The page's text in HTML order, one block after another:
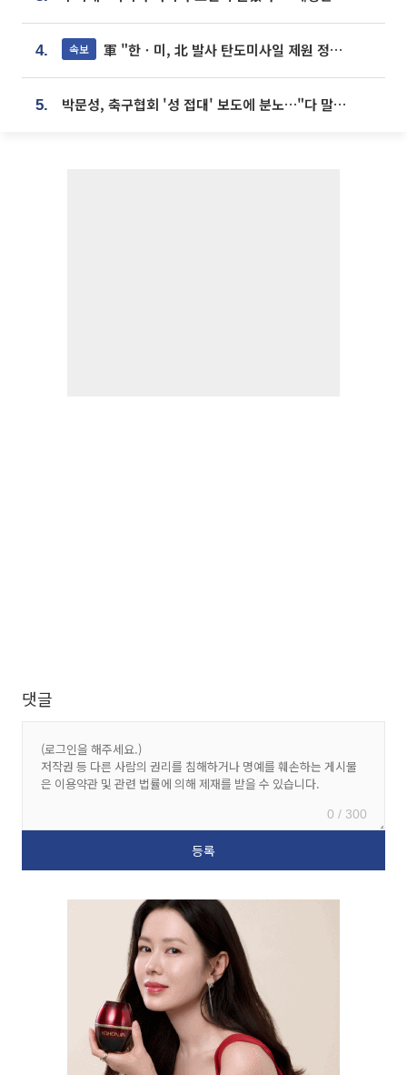
4. 속보 軍 "한ㆍ미, 北 발사 탄도미사일 제원 정밀분석 중"
5. 박문성, 축구협회 '성 접대' 보도에 분노…"다 말아먹으려고 작정했나"
댓글
0 / 300